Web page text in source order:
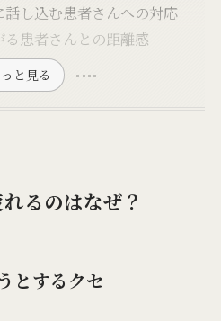
話し込む患者さんへの対応
る患者さんとの距離感
と見る
るのはなぜ？
とするクセ